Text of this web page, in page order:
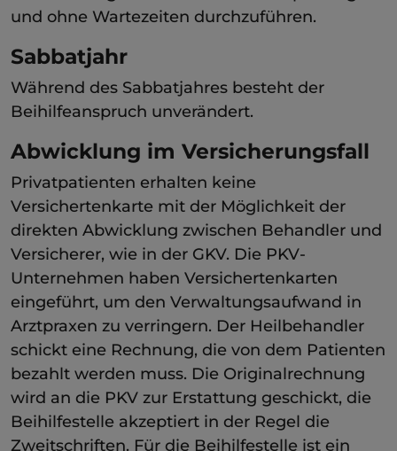
und ohne Wartezeiten durchzuführen.
Sabbatjahr
Während des Sabbatjahres besteht der
Beihilfeanspruch unverändert.
Abwicklung im Versicherungsfall
Privatpatienten erhalten keine
Versichertenkarte mit der Möglichkeit der
direkten Abwicklung zwischen Behandler und
Versicherer, wie in der GKV. Die PKV-
Unternehmen haben Versichertenkarten
eingeführt, um den Verwaltungsaufwand in
Arztpraxen zu verringern. Der Heilbehandler
schickt eine Rechnung, die von dem Patienten
bezahlt werden muss. Die Originalrechnung
wird an die PKV zur Erstattung geschickt, die
Beihilfestelle akzeptiert in der Regel die
Zweitschriften. Für die Beihilfestelle ist ein